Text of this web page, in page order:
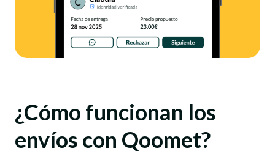
¿Cómo funcionan los
envíos con Qoomet?